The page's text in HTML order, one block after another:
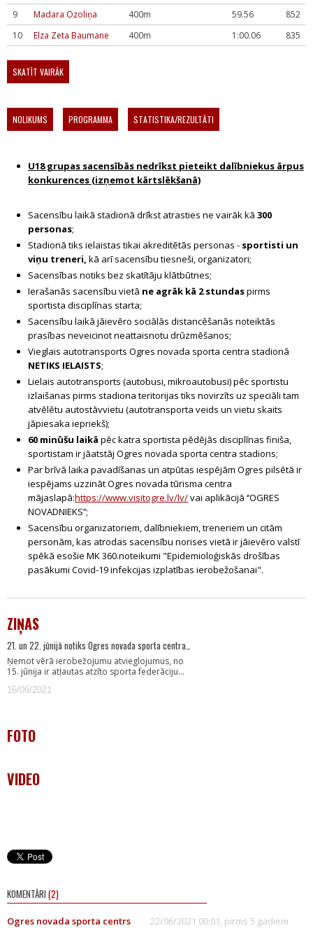
9
Madara Ozoliņa 400m 59.56
852
10
Elza Zeta Baumane 400m 1:00.06 835
SKATĪT VAIRĀK
NOLIKUMS PROGRAMMA STATISTIKA/REZULTĀTI
U18 grupas sacensībās nedrīkst pieteikt dalībniekus ārpus
konkurences (izņemot kārtslēkšanā)
Sacensību laikā stadionā drīkst atrasties ne vairāk kā 300
personas;
Stadionā tiks ielaistas tikai akreditētās personas - sportisti un
viņu treneri, kā arī sacensību tiesneši, organizatori;
Sacensības notiks bez skatītāju klātbūtnes;
Ierašanās sacensību vietā ne agrāk kā 2 stundaspirms
sportista disciplīnas starta;
Sacensību laikā jāievēro sociālās distancēšanās noteiktās
prasības neveicinot neattaisnotu drūzmēšanos;
Vieglais autotransports Ogres novada sporta centra stadionā
NETIKS IELAISTS;
Lielais autotransports (autobusi, mikroautobusi) pēc sportistu
izlaišanas pirms stadiona teritorijas tiks novirzīts uz speciāli tam
atvēlētu autostāvvietu (autotransporta veids un vietu skaits
jāpiesaka iepriekš);
60 minūšu laikā pēc katra sportista pēdējās disciplīnas finiša,
sportistam ir jāatstāj Ogres novada sporta centra stadions;
Par brīvā laika pavadīšanas un atpūtas iespējām Ogres pilsētā ir
iespējams uzzināt Ogres novada tūrisma centra
mājaslapā:https://www.visitogre.lv/lv/vai aplikācijā ‘’OGRES
NOVADNIEKS’’;
Sacensību organizatoriem, dalībniekiem, treneriem un citām
personām, kas atrodas sacensību norises vietā ir jāievēro valstī
spēkā esošie MK 360.noteikumi "Epidemioloģiskās drošības
pasākumi Covid-19 infekcijas izplatības ierobežošanai".
ZIŅAS
21. un 22. jūnijā notiks Ogres novada sporta centra…
Ņemot vērā ierobežojumu atvieglojumus, no
15. jūnija ir atļautas atzīto sporta federāciju…
16/06/2021
FOTO
VIDEO
KOMENTĀRI (2)
Ogres novada sporta centrs 22/06/2021 00:01, pirms 5 gadiem